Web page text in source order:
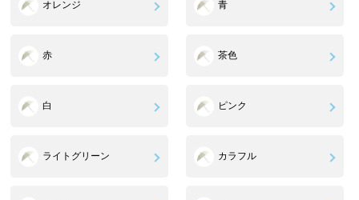
オレンジ 青
赤 茶色
白 ピンク
ライトグリーン カラフル